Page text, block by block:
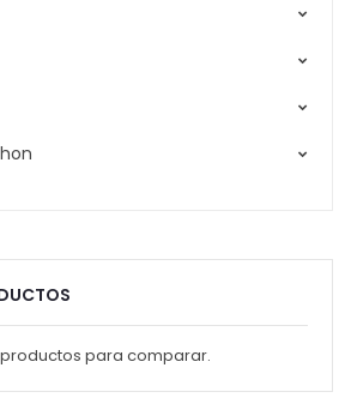
para comparar.